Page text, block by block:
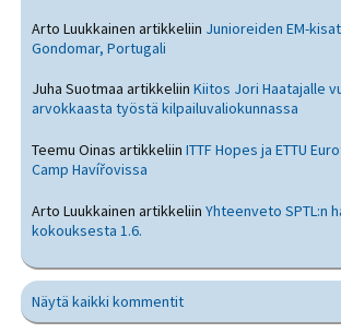
Arto Luukkainen artikkeliin Junioreiden EM-
Gondomar, Portugali
Juha Suotmaa artikkeliinKiitos Jori Haatajalle
arvokkaasta työstä kilpailuvaliokunnassa
Teemu Oinas artikkeliinITTF Hopes ja ETTU
Camp Havířovissa
Arto Luukkainen artikkeliinYhteenveto SPTL:n
kokouksesta 1.6.
Näytä kaikki kommentit